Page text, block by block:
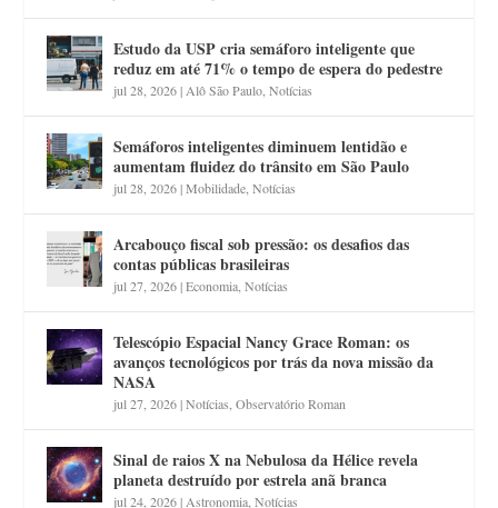
Estudo da USP cria semáforo inteligente que
reduz em até 71% o tempo de espera do pedestre
jul 28, 2026| Alô São Paulo ,Notícias
Semáforos inteligentes diminuem lentidão e
aumentam fluidez do trânsito em São Paulo
jul 28, 2026|Mobilidade ,Notícias
Arcabouço fiscal sob pressão: os desafios das
contas públicas brasileiras
jul 27, 2026|Economia ,Notícias
Telescópio Espacial Nancy Grace Roman: os
avanços tecnológicos por trás da nova missão da
NASA
jul 27, 2026|Notícias ,Observatório Roman
Sinal de raios X na Nebulosa da Hélice revela
planeta destruído por estrela anã branca
jul 24, 2026| Astronomia ,Notícias